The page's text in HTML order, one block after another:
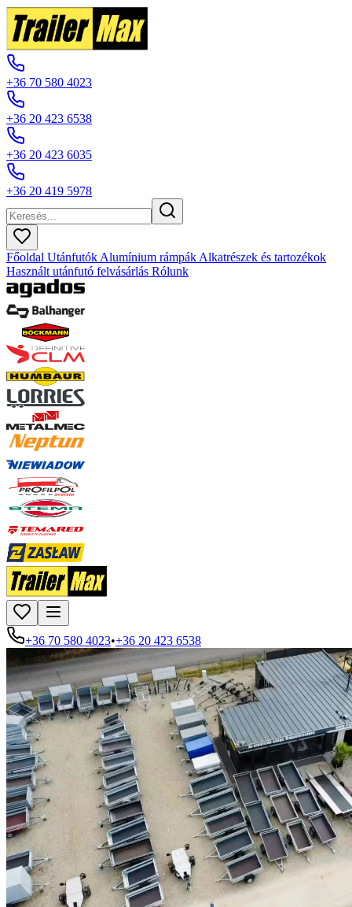
+36 70 580 4023
+36 20 423 6538
+36 20 423 6035
+36 20 419 5978
Főoldal Utánfutók Alumínium rámpák Alkatrészek és tartozékok
Használt utánfutó felvásárlás Rólunk
+36 70 580 4023•+36 20 423 6538